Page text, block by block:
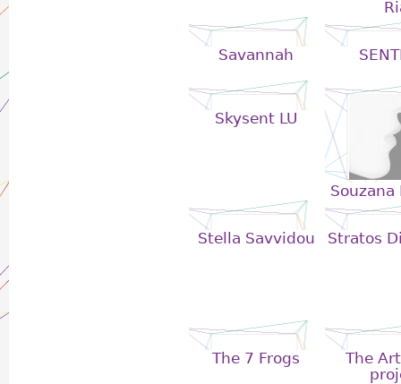
Savannah
Skysent LU
Souzana
Stella Savvidou Stratos
The 7 Frogs
The